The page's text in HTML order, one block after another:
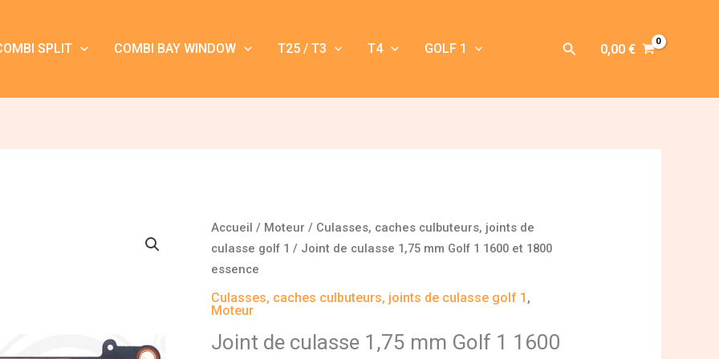
SPLIT COMBI BAY WINDOW T25 / T3 T4 GOLF 1 Rechercher
0,00 €
Accueil / Moteur / Culasses, caches culbuteurs, joints de
culasse golf 1 / Joint de culasse 1,75 mm Golf 1 1600 et 1800
essence
Culasses, caches culbuteurs, joints de culasse golf 1 ,
Moteur
Joint de culasse 1,75 mm Golf 1 1600
quantité
de
Joint
de
culasse
1,75
mm